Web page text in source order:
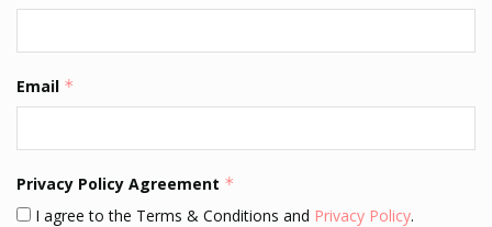
Email *
Privacy Policy Agreement *
I agree to the Terms & Conditions and Privacy Policy.